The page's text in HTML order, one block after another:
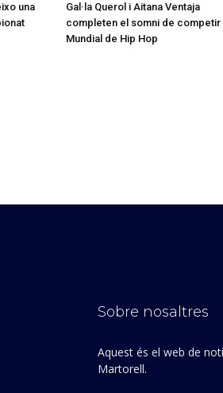
una
Gal·la Querol i Aitana Ventaja
completen el somni de competir
Mundial de Hip Hop
Sobre nosaltres
Aquest és el web de
Martorell.